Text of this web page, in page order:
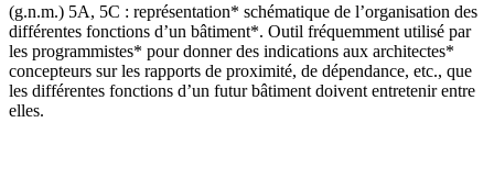
(g.n.m.) 5A, 5C : représentation* schématique de l’organisation des
différentes fonctions d’un bâtiment*. Outil fréquemment utilisé par
les programmistes* pour donner des indications aux architectes*
concepteurs sur les rapports de proximité, de dépendance, etc., que
les différentes fonctions d’un futur bâtiment doivent entretenir entre
elles.